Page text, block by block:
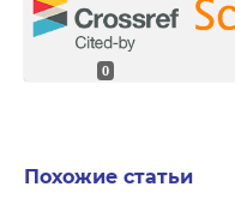
0
Похожие статьи